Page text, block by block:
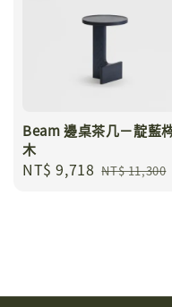
Beam 邊桌茶几－靛藍
木
Sale
NT$ 9,718 Regular
NT$ 11,300